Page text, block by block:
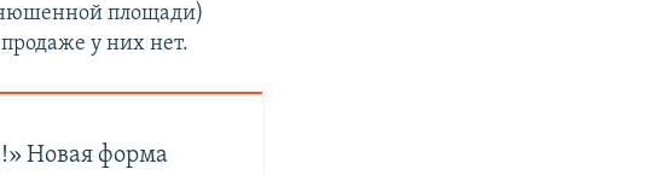
площади)
у них нет.
Новая форма